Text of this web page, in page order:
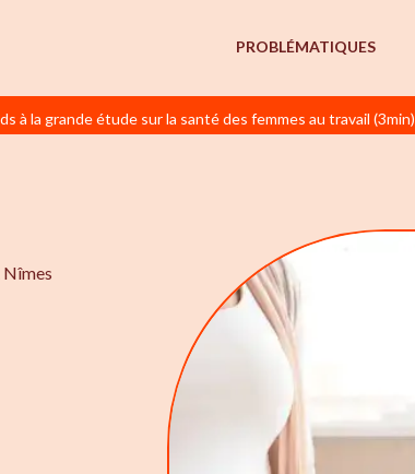
PROBLÉMATIQUES
à la grande étude sur la santé des femmes au travail (3min)